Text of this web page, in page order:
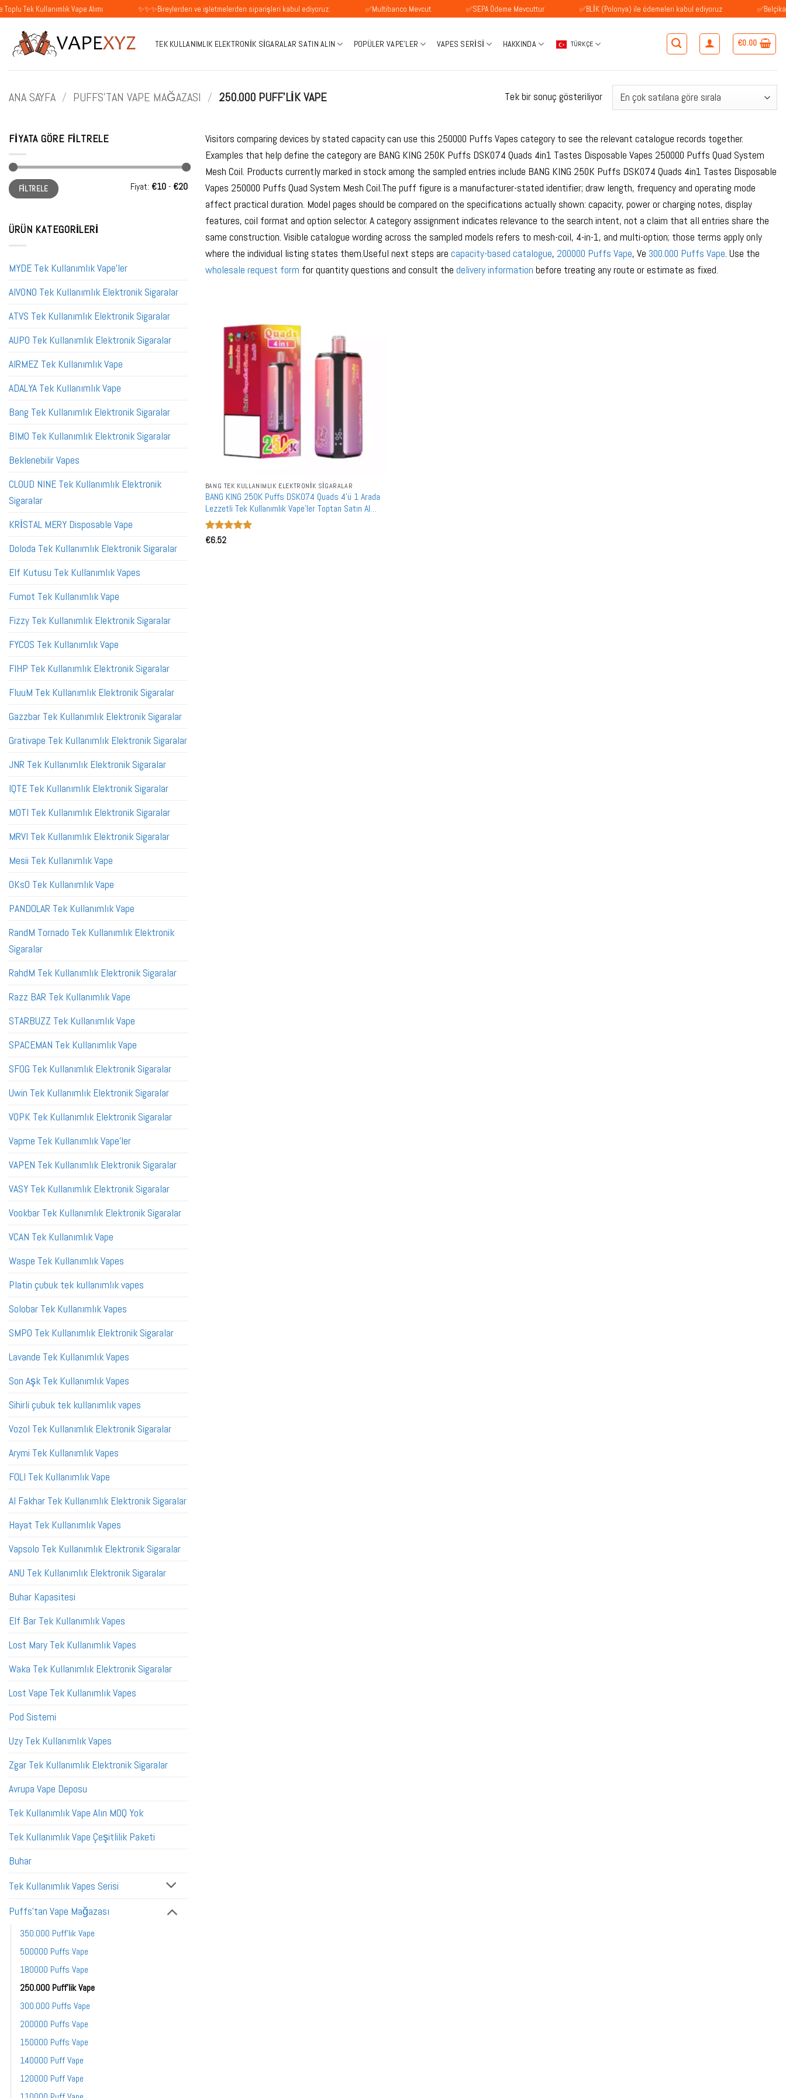
İçeriğeKullanımlık Vape Alımı ✨✨✨Bireylerden ve işletmelerden siparişleri kabul ediyoruz. ✅Multibanco Mevcut ✅SEPA Ödeme Mevcuttur ✅BLİK (Polonya) ile ödemeleri kabul ediyoruz
TEK KULLANIMLIK ELEKTRONIK SIGARALAR SATIN ALIN POPÜLER VAPE'LER VAPES SERISI HAKKINDA TÜRKÇE €0.00
ANA SAYFA / PUFFS'TAN VAPE MAĞAZASI / 250.000 PUFF'LIK VAPE Tek bir sonuç gösteriliyor
FIYATA GÖRE FILTRELE
En
düşük
fiyat
En
yüksek
fiyat
FILTRELE Fiyat: €10 - €20
ÜRÜN KATEGORILERI
MYDE Tek Kullanımlık Vape'ler
AIVONO Tek Kullanımlık Elektronik Sigaralar
ATVS Tek Kullanımlık Elektronik Sigaralar
AUPO Tek Kullanımlık Elektronik Sigaralar
AIRMEZ Tek Kullanımlık Vape
ADALYA Tek Kullanımlık Vape
Bang Tek Kullanımlık Elektronik Sigaralar
BIMO Tek Kullanımlık Elektronik Sigaralar
Beklenebilir Vapes
CLOUD NINE Tek Kullanımlık Elektronik
Sigaralar
KRİSTAL MERY Disposable Vape
Doloda Tek Kullanımlık Elektronik Sigaralar
Elf Kutusu Tek Kullanımlık Vapes
Fumot Tek Kullanımlık Vape
Fizzy Tek Kullanımlık Elektronik Sigaralar
FYCOS Tek Kullanımlık Vape
FIHP Tek Kullanımlık Elektronik Sigaralar
FluuM Tek Kullanımlık Elektronik Sigaralar
Gazzbar Tek Kullanımlık Elektronik Sigaralar
Grativape Tek Kullanımlık Elektronik Sigaralar
JNR Tek Kullanımlık Elektronik Sigaralar
IQTE Tek Kullanımlık Elektronik Sigaralar
MOTI Tek Kullanımlık Elektronik Sigaralar
MRVI Tek Kullanımlık Elektronik Sigaralar
Mesii Tek Kullanımlık Vape
OKsO Tek Kullanımlık Vape
PANDOLAR Tek Kullanımlık Vape
RandM Tornado Tek Kullanımlık Elektronik
Sigaralar
RahdM Tek Kullanımlık Elektronik Sigaralar
Razz BAR Tek Kullanımlık Vape
STARBUZZ Tek Kullanımlık Vape
SPACEMAN Tek Kullanımlık Vape
SFOG Tek Kullanımlık Elektronik Sigaralar
Uwin Tek Kullanımlık Elektronik Sigaralar
VOPK Tek Kullanımlık Elektronik Sigaralar
Vapme Tek Kullanımlık Vape'ler
VAPEN Tek Kullanımlık Elektronik Sigaralar
VASY Tek Kullanımlık Elektronik Sigaralar
Vookbar Tek Kullanımlık Elektronik Sigaralar
VCAN Tek Kullanımlık Vape
Waspe Tek Kullanımlık Vapes
Platin çubuk tek kullanımlık vapes
Solobar Tek Kullanımlık Vapes
SMPO Tek Kullanımlık Elektronik Sigaralar
Lavande Tek Kullanımlık Vapes
Son Aşk Tek Kullanımlık Vapes
Sihirli çubuk tek kullanımlık vapes
Vozol Tek Kullanımlık Elektronik Sigaralar
Arymi Tek Kullanımlık Vapes
FOLI Tek Kullanımlık Vape
Al Fakhar Tek Kullanımlık Elektronik Sigaralar
Hayat Tek Kullanımlık Vapes
Vapsolo Tek Kullanımlık Elektronik Sigaralar
ANU Tek Kullanımlık Elektronik Sigaralar
Buhar Kapasitesi
Elf Bar Tek Kullanımlık Vapes
Lost Mary Tek Kullanımlık Vapes
Waka Tek Kullanımlık Elektronik Sigaralar
Lost Vape Tek Kullanımlık Vapes
Pod Sistemi
Uzy Tek Kullanımlık Vapes
Zgar Tek Kullanımlık Elektronik Sigaralar
Avrupa Vape Deposu
Tek Kullanımlık Vape Alın MOQ Yok
Tek Kullanımlık Vape Çeşitlilik Paketi
Buhar
Tek Kullanımlık Vapes Serisi
Puffs'tan Vape Mağazası
350.000 Puff'lik Vape
500000 Puffs Vape
180000 Puffs Vape
250.000 Puff'lik Vape
300.000 Puffs Vape
200000 Puffs Vape
150000 Puffs Vape
140000 Puff Vape
120000 Puff Vape
Visitors comparing devices by stated capacity can use this 250000 Puffs Vapes category to see the relevant catalogue records together.
Examples that help define the category are BANG KING 250K Puffs DSK074 Quads 4in1 Tastes Disposable Vapes 250000 Puffs Quad System
Mesh Coil. Products currently marked in stock among the sampled entries include BANG KING 250K Puffs DSK074 Quads 4in1 Tastes Disposable
Vapes 250000 Puffs Quad System Mesh Coil.The puff figure is a manufacturer-stated identifier; draw length, frequency and operating mode
affect practical duration. Model pages should be compared on the specifications actually shown: capacity, power or charging notes, display
features, coil format and option selector. A category assignment indicates relevance to the search intent, not a claim that all entries share the
same construction. Visible catalogue wording across the sampled models refers to mesh-coil, 4-in-1, and multi-option; those terms apply only
where the individual listing states them.Useful next steps are capacity-based catalogue, 200000 Puffs Vape, Ve 300.000 Puffs Vape. Use the
wholesale request form for quantity questions and consult the delivery information before treating any route or estimate as fixed.
BANG TEK KULLANIMLIK ELEKTRONIK SIGARALAR
BANG KING 250K Puffs DSK074 Quads 4'ü 1 Arada
Lezzetli Tek Kullanımlık Vape'ler Toptan Satın Al
250000 Puff Quad Sistem Mesh Bobin
5 üzerinden
€6.52